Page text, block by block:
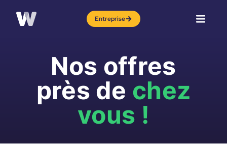
Entreprise
Nos offres
près de chez
vous !